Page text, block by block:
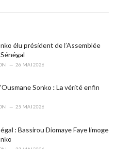
élu président de l’Assemblée
26 MAI 2026
Sonko : La vérité enfin
25 MAI 2026
: Bassirou Diomaye Faye limoge